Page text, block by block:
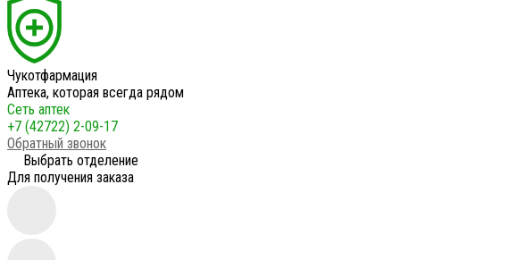
Чукотфармация
Аптека, которая всегда рядом
Сеть аптек
+7 (42722) 2-09-17
Обратный звонок
Выбрать отделение
Для получения заказа